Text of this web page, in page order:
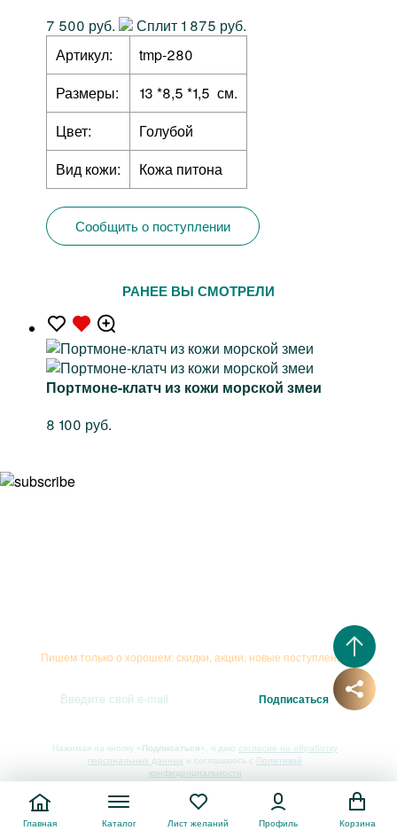
7 500 руб.
Сплит 1 875 руб.
Артикул:
tmp-280
Размеры:
13 *8,5 *1,5 см.
Цвет:
Голубой
Вид кожи:
Кожа питона
Сообщить о поступлении
РАНЕЕ ВЫ СМОТРЕЛИ
Портмоне-клатч из кожи морской змеи
8 100 руб.
Пишем только о хорошем: скидки, акции, новые поступления...
Нажимая на кнопку «Подписаться» , я даю согласие на обработку
персональных данных и соглашаюсь с Политикой
конфиденциальности
Главная Каталог Лист желаний Профиль Корзина